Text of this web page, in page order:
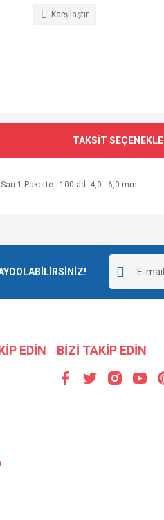
Karşılaştır
TAKSİT
1 Pakette : 100 ad. 4,0 - 6,0 mm
EDİN BİZİ TAKİP EDİN